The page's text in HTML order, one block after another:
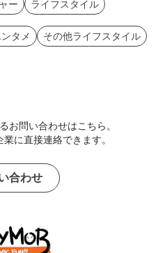
ー ライフスタイル
タメ その他ライフスタイル
お問い合わせはこちら。
に直接連絡できます。
合わせ